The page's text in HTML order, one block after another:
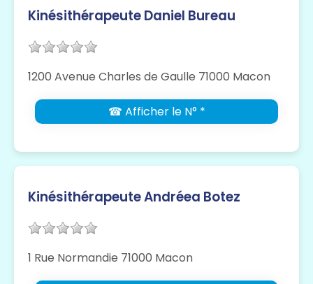
Kinésithérapeute Daniel Bureau
1200 Avenue Charles de Gaulle 71000 Macon
☎ Afficher le N° *
Kinésithérapeute Andréea Botez
1 Rue Normandie 71000 Macon